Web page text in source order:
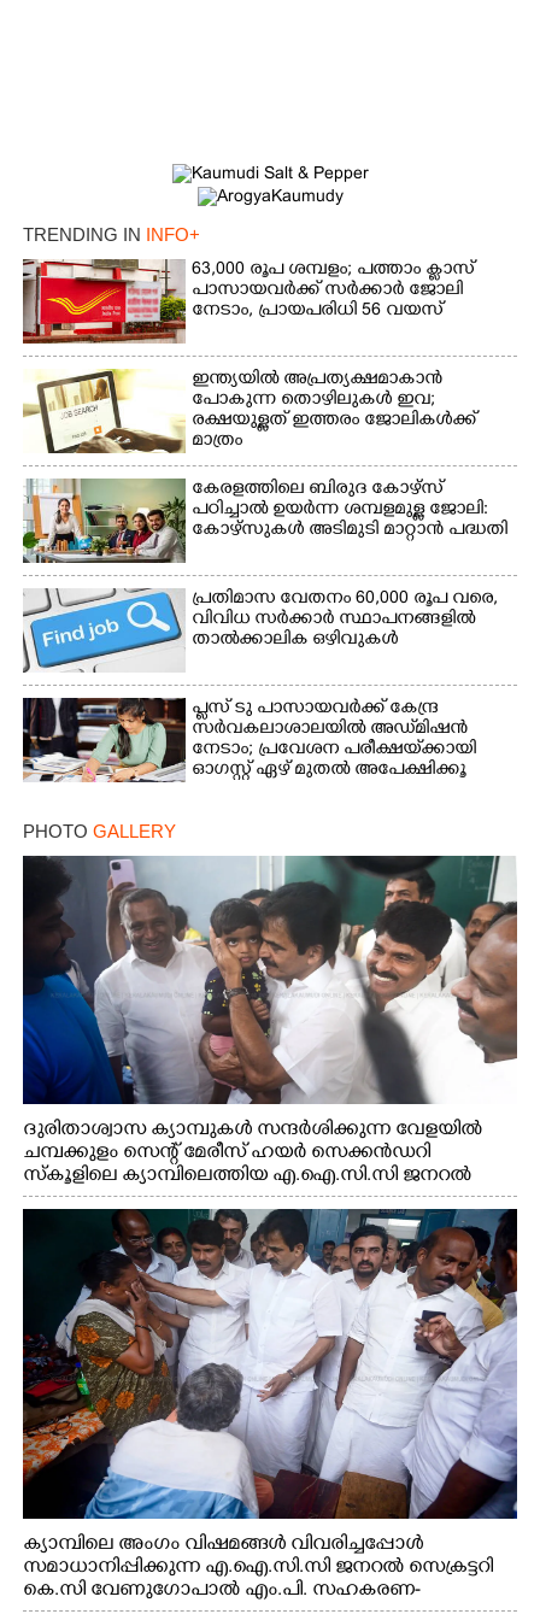
TRENDING IN INFO+
63,000 രൂപ ശമ്പളം; പത്താം ക്ലാസ്
പാസായവർക്ക് സർക്കാർ ജോലി
നേടാം, പ്രായപരിധി 56 വയസ്
ഇന്ത്യയിൽ അപ്രത്യക്ഷമാകാൻ
പോകുന്ന തൊഴിലുകൾ ഇവ;
രക്ഷയുള്ളത് ഇത്തരം ജോലികൾക്ക്
മാത്രം
കേരളത്തിലെ ബിരുദ കോഴ്സ്
പഠിച്ചാൽ ഉയർന്ന ശമ്പളമുള്ള ജോലി:​
കോഴ്സുകൾ അടിമുടി മാറ്റാൻ പദ്ധതി
പ്രതിമാസ വേതനം 60,​000 രൂപ വരെ,​
വിവിധ സർക്കാർ സ്ഥാപനങ്ങളിൽ
താൽക്കാലിക ഒഴിവുകൾ
പ്ലസ് ടു പാസായവർക്ക് കേന്ദ്ര
സർവകലാശാലയിൽ അഡ്‌മിഷൻ
നേടാം; പ്രവേശന പരീക്ഷയ്‌ക്കായി
ഓഗസ്റ്റ് ഏഴ് മുതൽ അപേക്ഷിക്കൂ
PHOTO GALLERY
ദുരിതാശ്വാസ ക്യാമ്പുകൾ സന്ദർശിക്കുന്ന വേളയിൽ
ചമ്പക്കുളം സെന്റ് മേരീസ് ഹയർ സെക്കൻഡറി
സ്കൂളിലെ ക്യാമ്പിലെത്തിയ എ.ഐ.സി.സി ജനറൽ
സെക്രട്ടറി കെ.സി വേണുഗോപാൽ എം.പി കുരുന്നിനെ
എടുത്ത് ലാളിച്ചപ്പോൾ. സഹകരണ-എക്സൈസ്
വകുപ്പ് മന്ത്രി എം. ലിജു, കൃഷിവകുപ്പ് മന്ത്രി ടി. സിദ്ദിഖ്,
റെജി ചെറിയാൻ എം. എൽ. എ എന്നിവർ സമീപം
ക്യാമ്പിലെ അംഗം വിഷമങ്ങൾ വിവരിച്ചപ്പോൾ
സമാധാനിപ്പിക്കുന്ന എ.ഐ.സി.സി ജനറൽ സെക്രട്ടറി
കെ.സി വേണുഗോപാൽ എം.പി. സഹകരണ-
എക്സൈസ് വകുപ്പ് മന്ത്രി എം. ലിജു, എന്നിവർ